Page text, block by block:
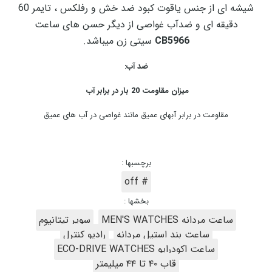
شیشه ای از جنس یاقوت کبود ضد خش و رفلکس ، تایمر 60
دقیقه ای و ضدآب غواصی از دیگر حسن های ساعت
CB5966 سیتی زن میباشد.
ضد آب:
میزان مقاومت 20 بار در برابر آب
مقاومت در برابر آبهای عمیق مانند غواصی در آب های عمیق
برچسبها :
# off
بخشها :
ساعت مردانه MEN'S WATCHES
سوپر تیتانیوم
ساعت بند استیل مردانه
رادیو کنترل
ساعت اکودرایو ECO-DRIVE WATCHES
قاب ۴۰ تا ۴۴ میلیمتر